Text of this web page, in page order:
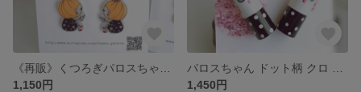
1,150円
1,450円